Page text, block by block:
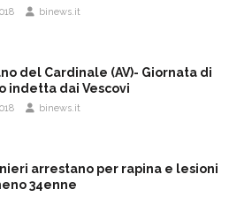
binews.it
del Cardinale (AV)- Giornata di
indetta dai Vescovi
binews.it
arrestano per rapina e lesioni
34enne